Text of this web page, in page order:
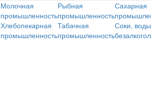
Молочная
промышленность
Рыбная
промышленность
Сахарная
Хлебопекарная
промышленность
Табачная
промышленность
Соки,